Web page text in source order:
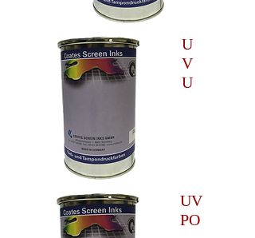
U
V
U
UV
PO